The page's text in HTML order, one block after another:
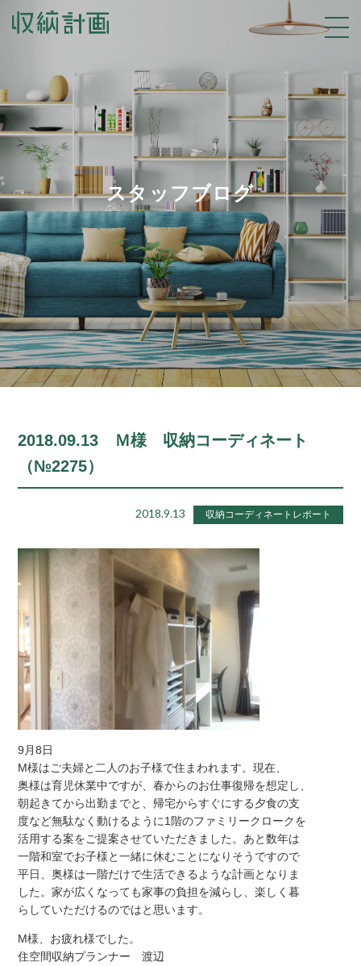
スタッフブログ
2018.09.13 Ｍ様 収納コーディネート
（№2275）
2018.9.13 収納コーディネートレポート
9月8日
M様はご夫婦と二人のお子様で住まわれます。現在、
奥様は育児休業中ですが、春からのお仕事復帰を想定し、
朝起きてから出勤までと、帰宅からすぐにする夕食の支
度など無駄なく動けるように1階のファミリークロークを
活用する案をご提案させていただきました。あと数年は
一階和室でお子様と一緒に休むことになりそうですので
平日、奥様は一階だけで生活できるような計画となりま
した。家が広くなっても家事の負担を減らし、楽しく暮
らしていただけるのではと思います。
M様、お疲れ様でした。
住空間収納プランナー 渡辺